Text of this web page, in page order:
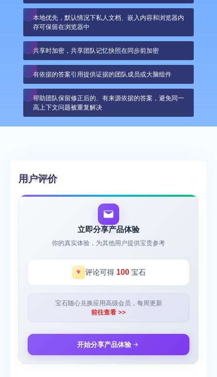
本地优先，默认情况下私人文档、嵌入内容和浏览器内
存可保留在浏览器中
共享时加密，共享团队记忆快照在同步前加密
有依据的答案引用提供证据的团队成员或大脑组件
帮助团队保留修正后的、有来源依据的答案，避免同一
高上下文问题被重复解决
用户评价
立即分享产品体验
你的真实体验，为其他用户提供宝贵参考
评论可得 100宝石
宝石随心兑换应用高级会员，每周更新
前往查看 >>
开始分享产品体验